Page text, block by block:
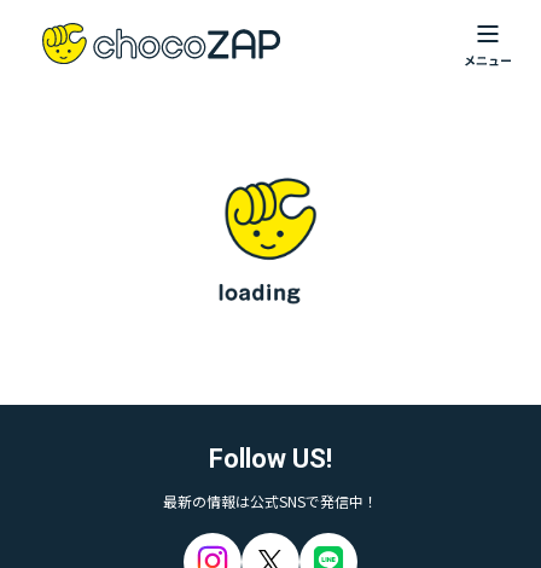
Follow US!
最新の情報は公式SNSで発信中！